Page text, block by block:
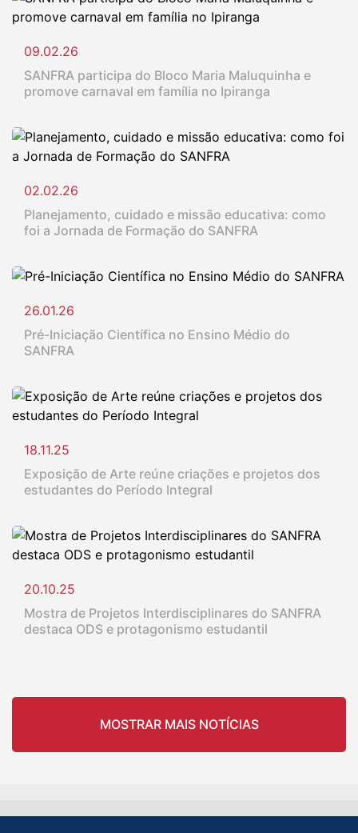
09.02.26
SANFRA participa do Bloco Maria Maluquinha e
promove carnaval em família no Ipiranga
02.02.26
Planejamento, cuidado e missão educativa: como
foi a Jornada de Formação do SANFRA
26.01.26
Pré-Iniciação Científica no Ensino Médio do
SANFRA
18.11.25
Exposição de Arte reúne criações e projetos dos
estudantes do Período Integral
20.10.25
Mostra de Projetos Interdisciplinares do SANFRA
destaca ODS e protagonismo estudantil
MOSTRAR MAIS NOTÍCIAS